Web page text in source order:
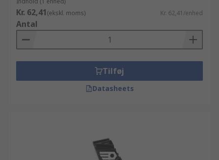
Kr. 62,41(ekskl. moms) Kr. 62,41/enhed
Antal
Tilføj
Datasheets